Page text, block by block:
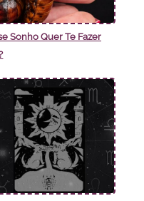
Sonho Quer Te Fazer